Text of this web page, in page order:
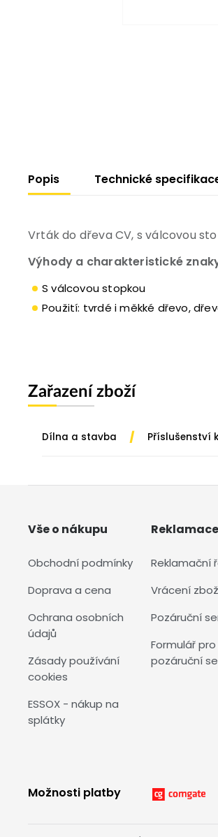
Popis Technické
Vrták do dřeva CV, s válcovou
Výhody a charakteristické
S válcovou stopkou
Použití: tvrdé i měkké dřevo,
Zařazení zboží
Dílna a stavba / Příslušenství
Vše o nákupu
Obchodní podmínky
Doprava a cena
Ochrana osobních
údajů
Zásady používání
cookies
ESSOX - nákup na
splátky
Reklamační
Vrácení
Pozáruční
Formulář
pozáruční
Možnosti platby